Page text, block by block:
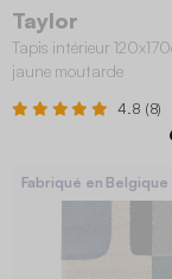
Taylor
Tapis intérieur
jaune moutarde
4.8 (8)
Fabriqué en Belgique